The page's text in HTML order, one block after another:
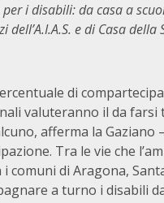
i disabili: da casa a
dell’A.I.A.S. e di Casa della
di
valuteranno il da farsi
afferma la
Tra le vie che
i comuni di Aragona,
a turno i disabili